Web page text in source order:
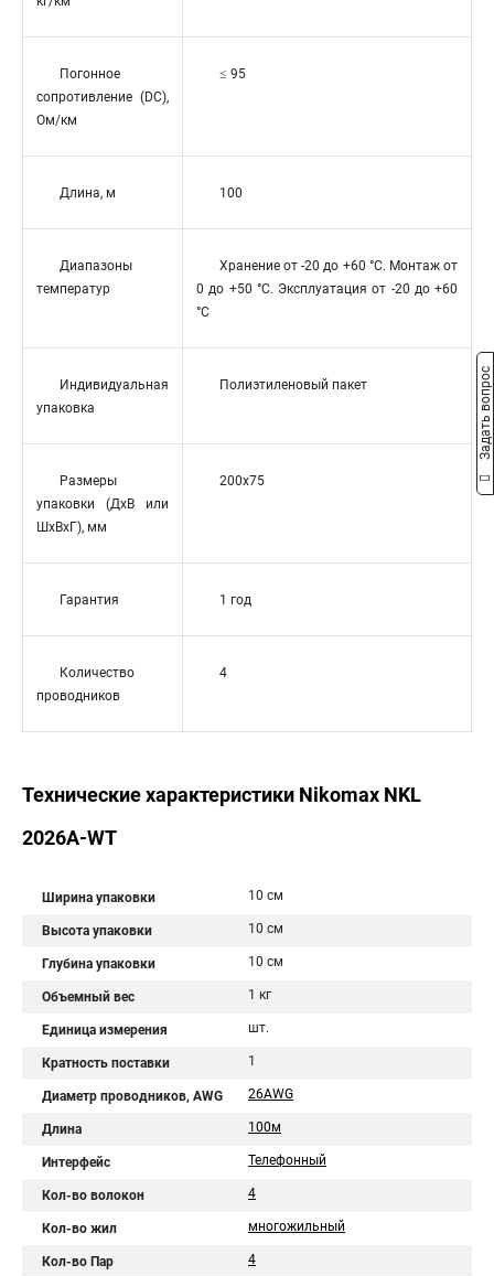
Погонное
сопротивление (DC),
Ом/км
≤ 95
Длина, м 100
Диапазоны
температур
Хранение от -20 до +60 °C. Монтаж от
0 до +50 °C. Эксплуатация от -20 до +60
°C
Индивидуальная
упаковка
Полиэтиленовый пакет
Размеры
упаковки (ДхВ или
ШхВхГ), мм
200x75
Гарантия 1 год
Количество
проводников
4
Технические характеристики Nikomax NKL
2026A-WT
Ширина упаковки 10 см
Высота упаковки 10 см
Глубина упаковки 10 см
Объемный вес 1 кг
Единица измерения шт.
Кратность поставки 1
Диаметр проводников, AWG 26AWG
Длина 100м
Интерфейс Телефонный
Кол-во волокон 4
Кол-во жил многожильный
Кол-во Пар 4
Задать вопрос